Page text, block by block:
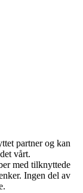
partner og kan
vårt.
med tilknyttede
Ingen del av